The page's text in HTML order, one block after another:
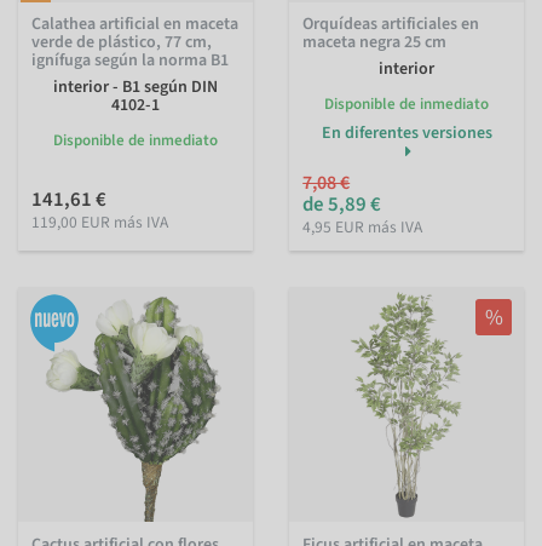
Calathea artificial en maceta
verde de plástico, 77 cm,
ignífuga según la norma B1
interior - B1 según DIN
4102-1
Disponible de inmediato
141,61 €
119,00 EUR más IVA
Orquídeas artificiales en
maceta negra 25 cm
interior
Disponible de inmediato
En diferentes versiones
7,08 €
de 5,89 €
4,95 EUR más IVA
%